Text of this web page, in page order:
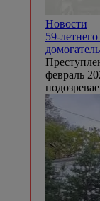
Новости
59-
февраль